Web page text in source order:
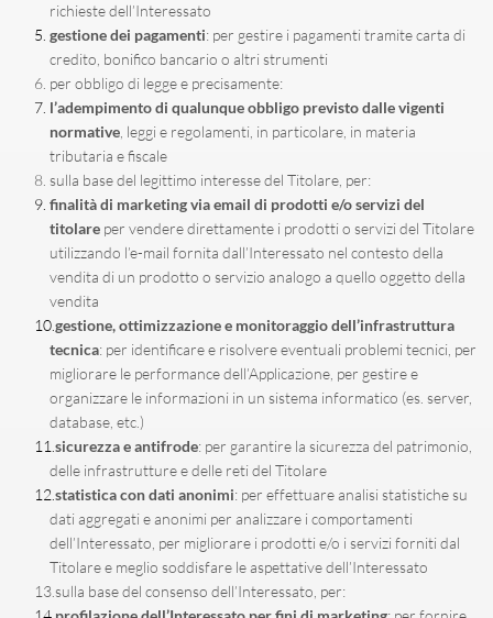
richieste dell’Interessato
gestione dei pagamenti: per gestire i pagamenti tramite carta di
credito, bonifico bancario o altri strumenti
per obbligo di legge e precisamente:
l’adempimento di qualunque obbligo previsto dalle vigenti
normative , leggi e regolamenti, in particolare, in materia
tributaria e fiscale
sulla base del legittimo interesse del Titolare, per:
finalità di marketing via email di prodotti e/o servizi del
titolare per vendere direttamente i prodotti o servizi del Titolare
utilizzando l’e-mail fornita dall’Interessato nel contesto della
vendita di un prodotto o servizio analogo a quello oggetto della
vendita
gestione, ottimizzazione e monitoraggio dell’infrastruttura
tecnica: per identificare e risolvere eventuali problemi tecnici, per
migliorare le performance dell’Applicazione, per gestire e
organizzare le informazioni in un sistema informatico (es. server,
database, etc.)
sicurezza e antifrode: per garantire la sicurezza del patrimonio,
delle infrastrutture e delle reti del Titolare
statistica con dati anonimi: per effettuare analisi statistiche su
dati aggregati e anonimi per analizzare i comportamenti
dell’Interessato, per migliorare i prodotti e/o i servizi forniti dal
Titolare e meglio soddisfare le aspettative dell’Interessato
sulla base del consenso dell’Interessato, per: